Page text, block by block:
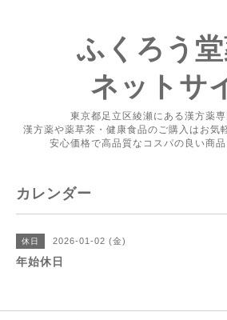
ふくろう
ネットサ
東京都足立区綾瀬にある漢方薬専
漢方薬や薬草茶・健康食品のご購入はお気
安心価格で高品質なコスパの良い商品
カレンダー
休日 2026-01-02 (金)
年始休日